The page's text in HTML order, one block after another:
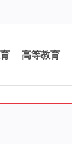
高等教育